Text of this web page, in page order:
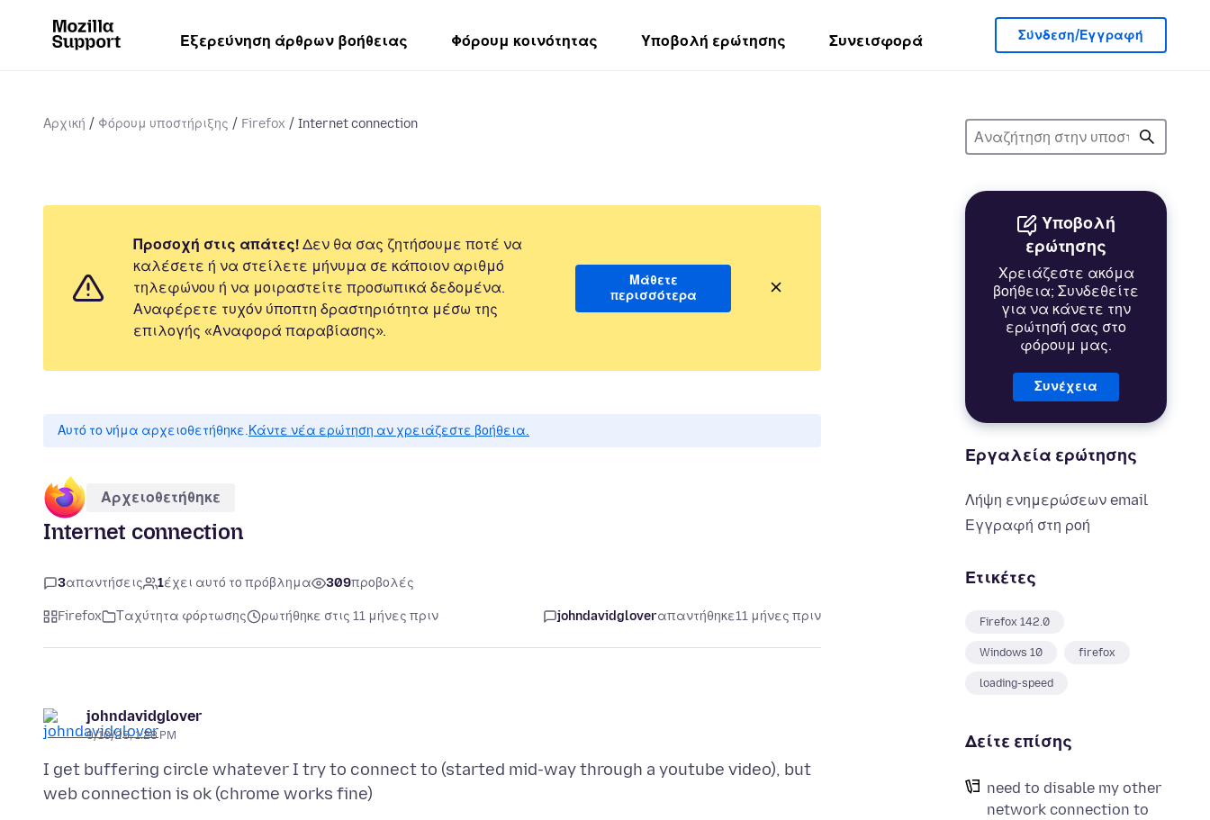
Εξερεύνηση άρθρων βοήθειας Φόρουμ κοινότητας Υποβολή ερώτησης Συνεισφορά Σύνδεση/Εγγραφή
Αρχική Φόρουμ υποστήριξης Firefox Internet connection
Υποβολή
ερώτησης
Χρειάζεστε ακόμα
βοήθεια; Συνδεθείτε
για να κάνετε την
ερώτησή σας στο
φόρουμ μας.
Συνέχεια
Εργαλεία ερώτησης
Λήψη ενημερώσεων email
Εγγραφή στη ροή
Ετικέτες
Firefox 142.0
Windows 10 firefox
loading-speed
Δείτε επίσης
need to disable my other
network connection to
Προσοχή στις απάτες! Δεν θα σας ζητήσουμε ποτέ να
καλέσετε ή να στείλετε μήνυμα σε κάποιον αριθμό
τηλεφώνου ή να μοιραστείτε προσωπικά δεδομένα.
Αναφέρετε τυχόν ύποπτη δραστηριότητα μέσω της
επιλογής «Αναφορά παραβίασης».
Μάθετε
περισσότερα
Αυτό το νήμα αρχειοθετήθηκε.Κάντε νέα ερώτηση αν χρειάζεστε βοήθεια.
Αρχειοθετήθηκε
Internet connection
3απαντήσεις 1έχει αυτό το πρόβλημα 309προβολές
Firefox Ταχύτητα φόρτωσης ρωτήθηκε στις 11 μήνες πριν johndavidgloverαπαντήθηκε11 μήνες πριν
johndavidglover
9/10/25, 1:28 PM
I get buffering circle whatever I try to connect to (started mid-way through a youtube video), but